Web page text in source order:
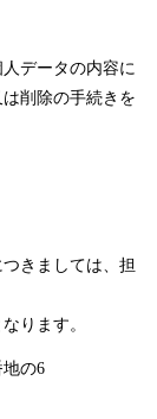
データの内容に
削除の手続きを
きましては、担
ります。
の6